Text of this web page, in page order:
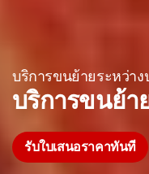
บริการขนย้ายระหว่าง
บริการขนย้า
รับใบเสนอราคาทันที